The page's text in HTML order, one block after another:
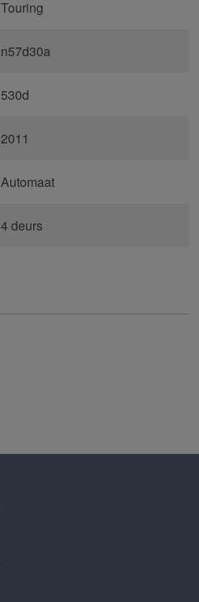
Touring
n57d30a
530d
2011
Automaat
4 deurs